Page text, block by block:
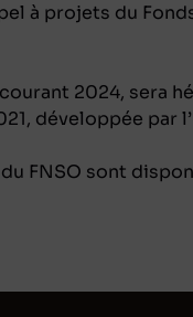
à projets du
2024, sera
développée par
FNSO sont